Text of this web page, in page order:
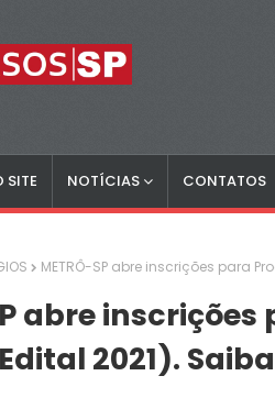
SITE NOTÍCIAS CONTATOS
METRÔ-SP abre inscrições para
abre
2021).